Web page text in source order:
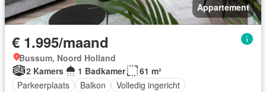
Appartement
€ 1.995/maand
Bussum, Noord Holland
2 Kamers
1 Badkamer
61 m²
Parkeerplaats
Balkon Volledig ingericht